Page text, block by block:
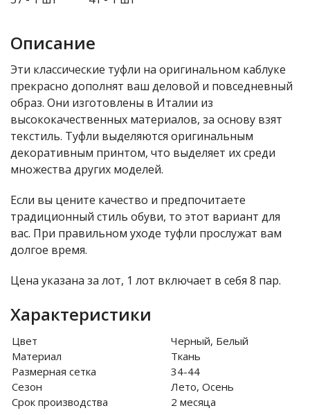
Описание
Эти классические туфли на оригинальном каблуке
прекрасно дополнят ваш деловой и повседневный
образ. Они изготовлены в Италии из
высококачественных материалов, за основу взят
текстиль. Туфли выделяются оригинальным
декоративным принтом, что выделяет их среди
множества других моделей.
Если вы цените качество и предпочитаете
традиционный стиль обуви, то этот вариант для
вас. При правильном уходе туфли прослужат вам
долгое время.
Цена указана за лот, 1 лот включает в себя 8 пар.
Характеристики
Цвет
Черный, Белый
Материал
Ткань
Размерная сетка
34-44
Сезон
Лето, Осень
Срок производства
2 месяца